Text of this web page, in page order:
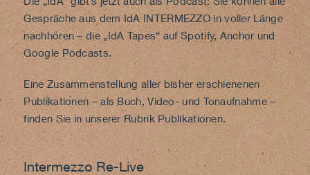
Gespräche aus dem IdA INTERMEZZO in voller Länge
nachhören – die „IdA Tapes“ aufSpotify, Anchorund
Google Podcasts.
Eine Zusammenstellung aller bisher erschienenen
Publikationen – als Buch, Video- und Tonaufnahme –
finden Sie in unserer RubrikPublikationen.
Intermezzo Re-Live